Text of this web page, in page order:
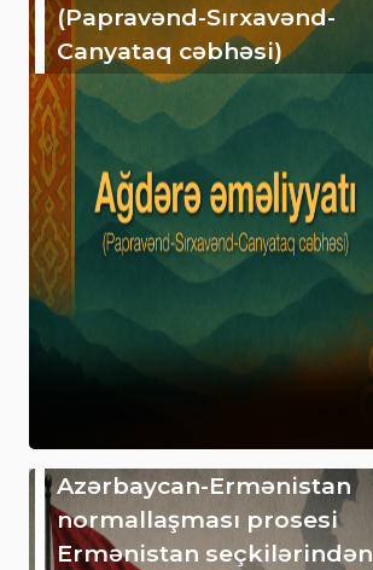
(Papravənd-Sırxavənd-
Canyataq cəbhəsi)
Azərbaycan-Ermənistan
normallaşması prosesi
Ermənistan seçkilərindən